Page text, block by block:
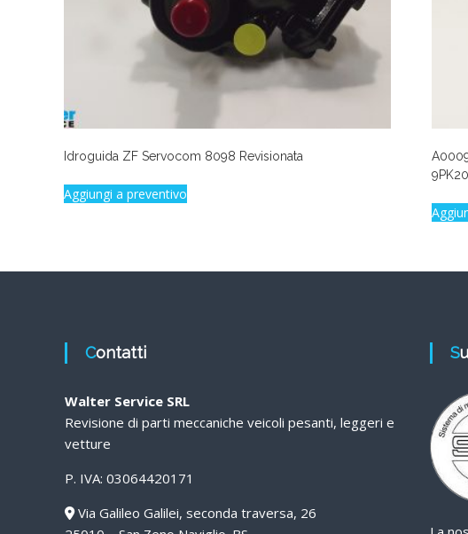
Idroguida ZF Servocom 8098 Revisionata
Aggiungi a preventivo
Contatti
Walter Service SRL
Revisione di parti meccaniche veicoli pesanti, leggeri e
vetture
P. IVA: 03064420171
Via Galileo Galilei, seconda traversa, 26